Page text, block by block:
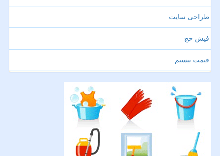
طراحی سایت
فیش حج
قیمت بیسیم